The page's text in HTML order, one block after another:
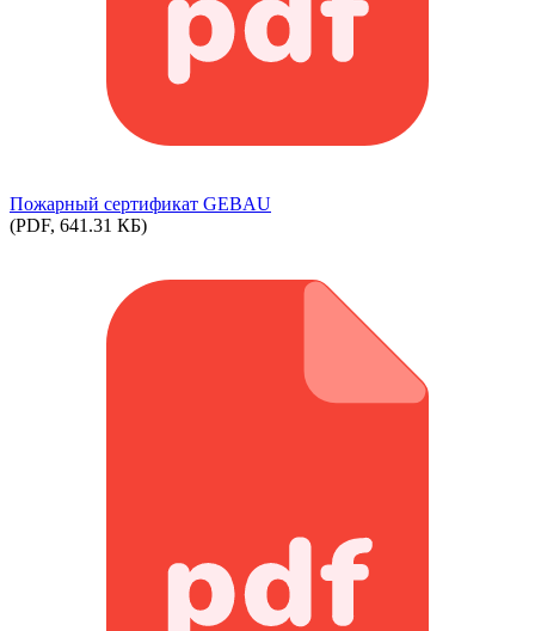
Пожарный сертификат GEBAU
(PDF, 641.31 КБ)